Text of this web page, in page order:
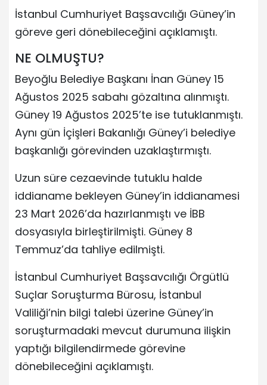
İstanbul Cumhuriyet Başsavcılığı Güney’in
göreve geri dönebileceğini açıklamıştı.
NE OLMUŞTU?
Beyoğlu Belediye Başkanı İnan Güney 15
Ağustos 2025 sabahı gözaltına alınmıştı.
Güney 19 Ağustos 2025’te ise tutuklanmıştı.
Aynı gün İçişleri Bakanlığı Güney’i belediye
başkanlığı görevinden uzaklaştırmıştı.
Uzun süre cezaevinde tutuklu halde
iddianame bekleyen Güney’in iddianamesi
23 Mart 2026’da hazırlanmıştı ve İBB
dosyasıyla birleştirilmişti. Güney 8
Temmuz’da tahliye edilmişti.
İstanbul Cumhuriyet Başsavcılığı Örgütlü
Suçlar Soruşturma Bürosu, İstanbul
Valiliği’nin bilgi talebi üzerine Güney’in
soruşturmadaki mevcut durumuna ilişkin
yaptığı bilgilendirmede görevine
dönebileceğini açıklamıştı.